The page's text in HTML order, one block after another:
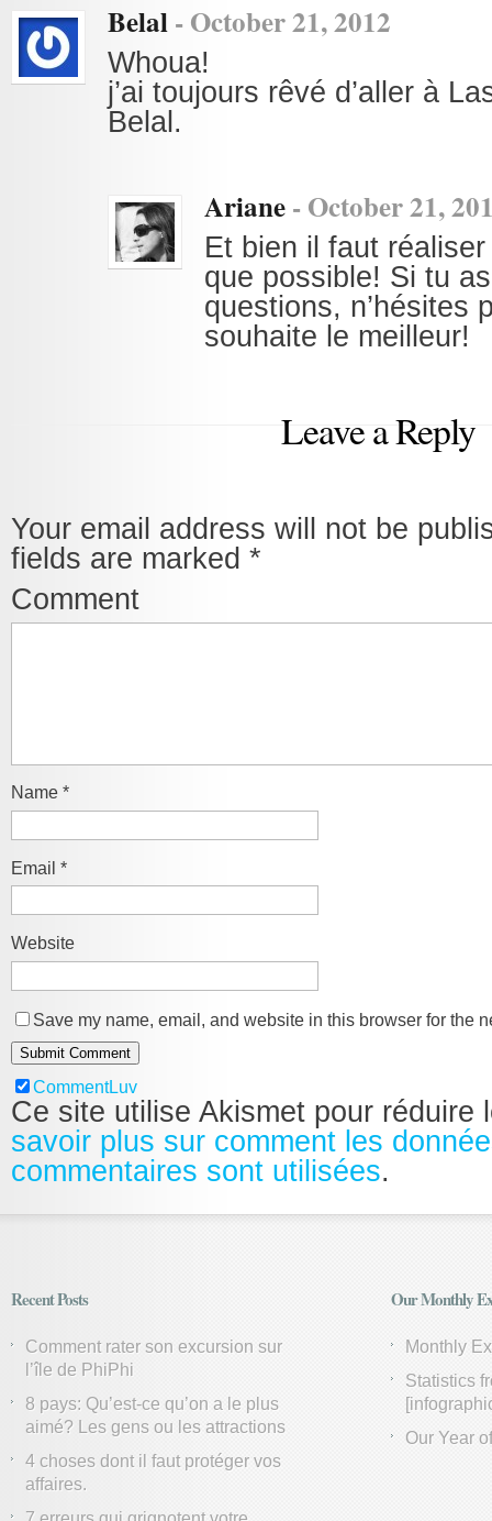
Belal- October 21, 2012
Whoua!
j’ai toujours rêvé d’aller à
Belal.
Ariane- October 21,
Et bien il faut
que possible! Si tu
questions, n’hésites
souhaite le meilleur!
Leave a Reply
Your email address will not be
fields are marked *
Comment
Name *
Email *
Website
Save my name, email, and website in this browser for the
CommentLuv
Ce site utilise Akismet pour
savoir plus sur comment les
commentaires sont utilisées.
Recent Posts
Comment rater son excursion sur
l’île de PhiPhi
8 pays: Qu’est-ce qu’on a le plus
aimé? Les gens ou les attractions
4 choses dont il faut protéger vos
affaires.
Our Monthly
Monthly
Statistics
Our Year